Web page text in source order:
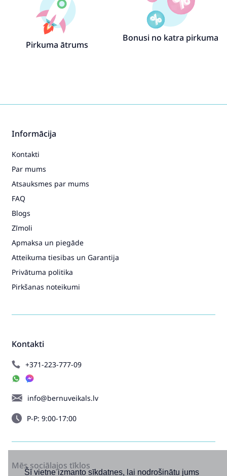
Šī vietne izmanto sīkdatnes, lai nodrošinātu jums
Pirkuma ātrums
Bonusi no katra pirkuma
Kontakti
+371-223-777-09
info@bernuveikals.lv
P-P: 9:00-17:00
Informācija
Kontakti
Par mums
Atsauksmes par mums
FAQ
Blogs
Zīmoli
Apmaksa un piegāde
Atteikuma tiesibas un Garantija
Privātuma politika
Pirkšanas noteikumi
Mēs sociālajos tīklos